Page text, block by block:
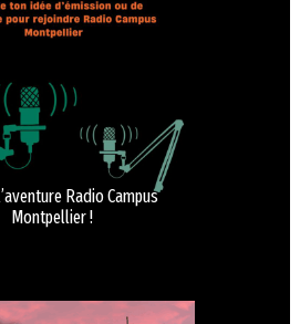
Radio Campus
Montpellier !